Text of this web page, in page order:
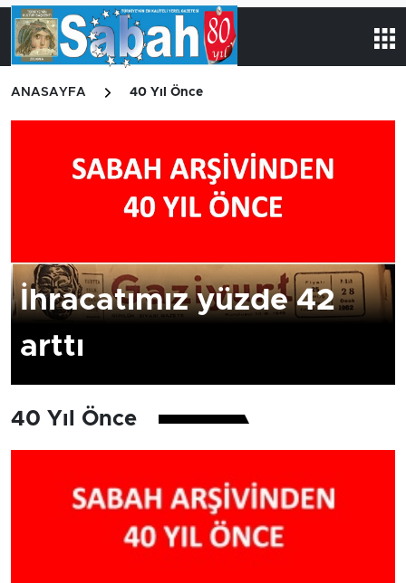
ANASAYFA 40 Yıl Önce
İhracatımız yüzde 42
arttı
40 Yıl Önce